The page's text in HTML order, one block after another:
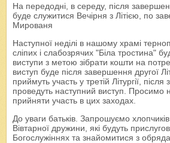
На передодні, в середу, після
буде служитися Вечірня з Літією, по
Мированя
Наступної неділі в нашому храмі
сліпих і слабозрячих "Біла тростина"
виступи з метою зібрати кошти на
виступ буде після завершення другої
приймуть участь у третій Літургії,
проведуть наступний виступ. Просимо
прийняти участь в цих заходах.
До уваги батьків. Запрошуємо хлопчиків
Вівтарної дружини, які будуть
Богослужіннях та знайомитися з